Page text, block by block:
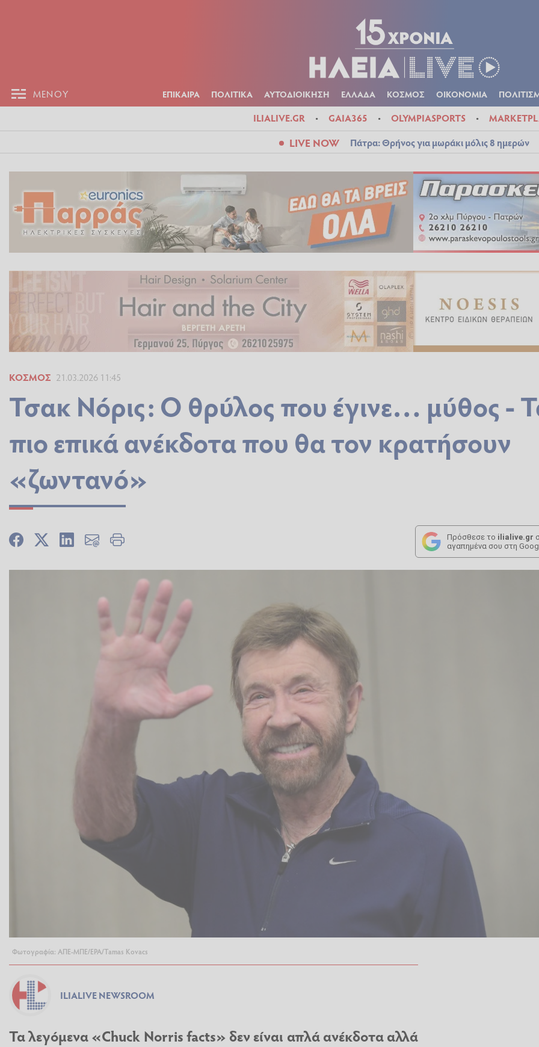
ΜΕΝΟΥ ΕΠΙΚΑΙΡΑ ΠΟΛΙΤΙΚΑ ΑΥΤΟΔΙΟΙΚΗΣΗ ΕΛΛΑΔΑ ΚΟΣΜΟΣ ΟΙΚΟΝΟΜΙΑ
ILIALIVE.GR GAIA365 OLYMPIASPORTS
LIVE NOW Πάτρα: Θρήνος για μωράκι μόλις 8 ημερών
ΚΌΣΜΟΣ 21.03.2026 11:45
Τσακ Νόρις: Ο θρύλος που έγινε… μύθος -
πιο επικά ανέκδοτα που θα τον κρατήσουν
«ζωντανό»
Πρόσθεσε το ilialive.gr
αγαπημένα σου στη
Φωτογραφία: ΑΠΕ-ΜΠΕ/EPA/Tamas Kovacs
ILIALIVE NEWSROOM
Τα λεγόμενα «Chuck Norris facts» δεν είναι απλά ανέκδοτα αλλά